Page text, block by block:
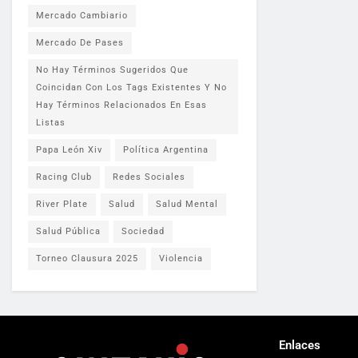
Mercado Cambiario
Mercado De Pases
No Hay Términos Sugeridos Que
Coincidan Con Los Tags Existentes Y No
Hay Términos Relacionados En Esas
Listas
Papa León Xiv Política Argentina
Racing Club Redes Sociales
River Plate Salud Salud Mental
Salud Pública Sociedad
Torneo Clausura 2025 Violencia
Enlaces